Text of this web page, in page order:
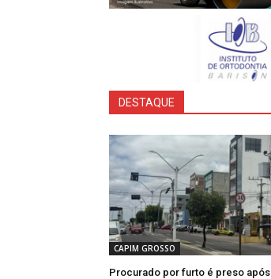
DESTAQUE
CAPIM GROSSO
Procurado por furto é preso após